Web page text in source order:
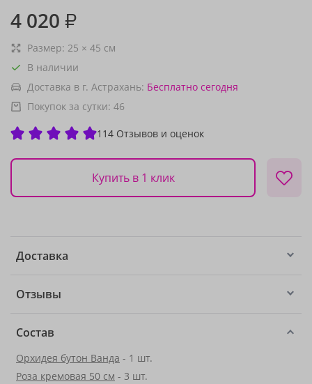
4 020 ₽
Размер: 25 × 45 см
В наличии
Доставка в г. Астрахань: Бесплатно сегодня
Покупок за сутки: 46
114 Отзывов и оценок
Купить в 1 клик
Доставка
Отзывы
Состав
Орхидея бутон Ванда - 1 шт.
Роза кремовая 50 см - 3 шт.